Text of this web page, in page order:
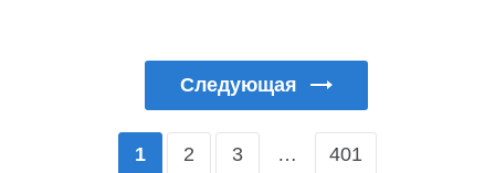
Следующая
1 2 3 … 401